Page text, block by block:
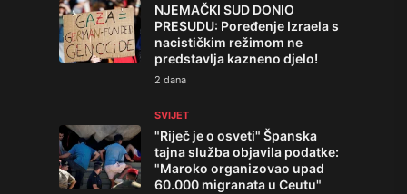
NJEMAČKI SUD DONIO
PRESUDU: Poređenje Izraela s
nacističkim režimom ne
predstavlja kazneno djelo!
2 dana
SVIJET
"Riječ je o osveti" Španska
tajna služba objavila podatke:
"Maroko organizovao upad
60.000 migranata u Ceutu"